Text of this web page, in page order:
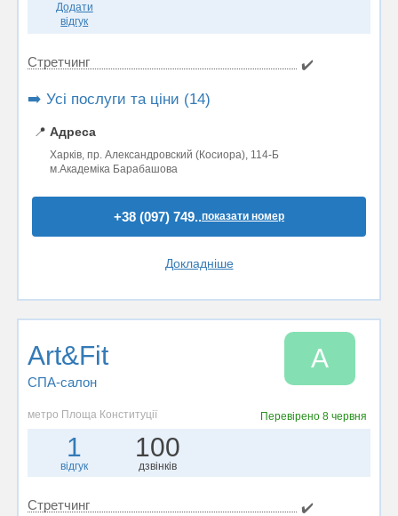
Додати
відгук
Стретчинг ✔️
➡️ Усі послуги та ціни (14)
📍 Адреса
Харків, пр. Александровский (Косиора), 114-Б
м.Академіка Барабашова
+38 (097) 749..показати номер
Докладніше
Art&Fit
СПА-салон
A
метро Площа Конституції Перевірено 8 червня
1
відгук
100
дзвінків
Стретчинг ✔️